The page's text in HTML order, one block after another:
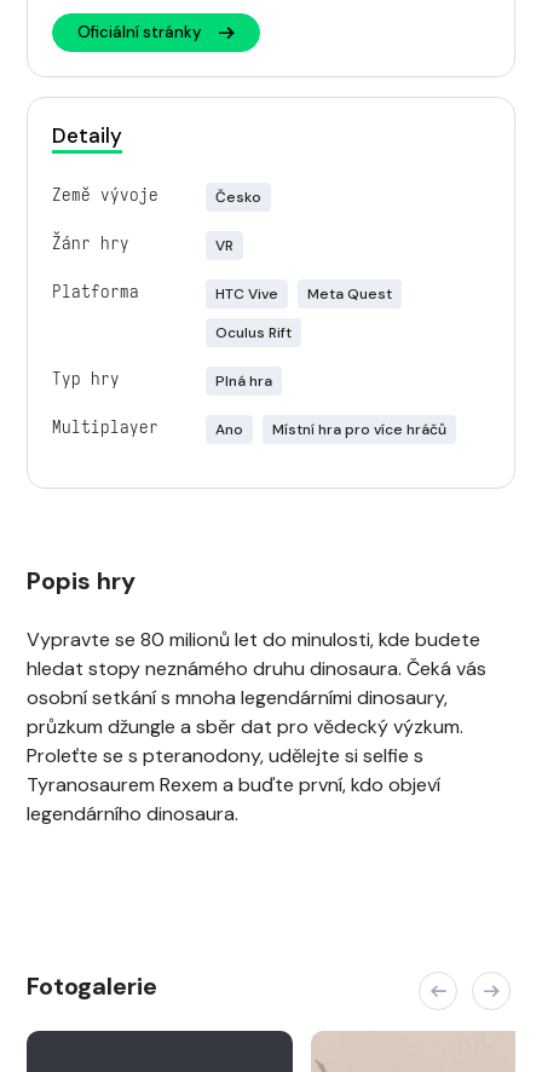
Oficiální stránky
Detaily
Země vývoje Česko
Žánr hry VR
Platforma HTC Vive
Meta Quest
Oculus Rift
Typ hry Plná hra
Multiplayer Ano Místní hra pro více hráčů
Popis hry
Vypravte se 80 milionů let do minulosti, kde budete
hledat stopy neznámého druhu dinosaura. Čeká vás
osobní setkání s mnoha legendárními dinosaury,
průzkum džungle a sběr dat pro vědecký výzkum.
Proleťte se s pteranodony, udělejte si selfie s
Tyranosaurem Rexem a buďte první, kdo objeví
legendárního dinosaura.
Fotogalerie